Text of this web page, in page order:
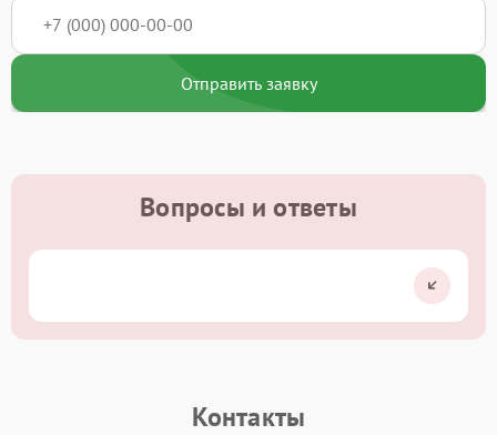
Отправить заявку
Вопросы и ответы
Контакты